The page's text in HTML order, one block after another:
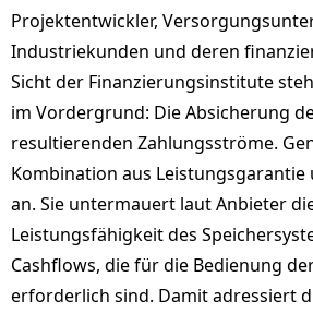
Projektentwickler,
Industriekunden und deren
Sicht der Finanzierungsinstitute
im Vordergrund: Die Absicherung
resultierenden Zahlungsströme.
Kombination aus
an. Sie untermauert laut Anbieter
Leistungsfähigkeit des
Cashflows, die für die Bedienung
erforderlich sind. Damit adressiert